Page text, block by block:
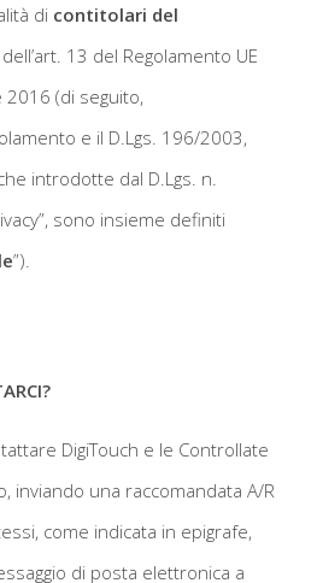
di contitolari del
13 del Regolamento UE
(di seguito,
e il D.Lgs. 196/2003,
introdotte dal D.Lgs. n.
sono insieme definiti
”).
DigiTouch e le Controllate
inviando una raccomandata A/R
come indicata in epigrafe,
di posta elettronica a